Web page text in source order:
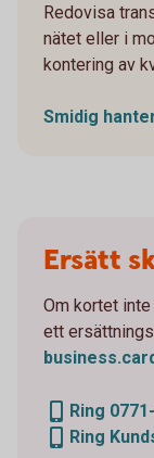
Redovisa
nätet eller i
kontering av
Smidig
Ersätt
Om kortet
ett
Ring
Ring